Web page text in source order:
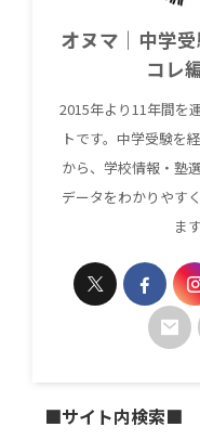
オヌマ｜中学
コレ
2015年より11年間を
トです。中学受験を
から、学校情報・塾
データをわかりやす
ます
■サイト内検索■